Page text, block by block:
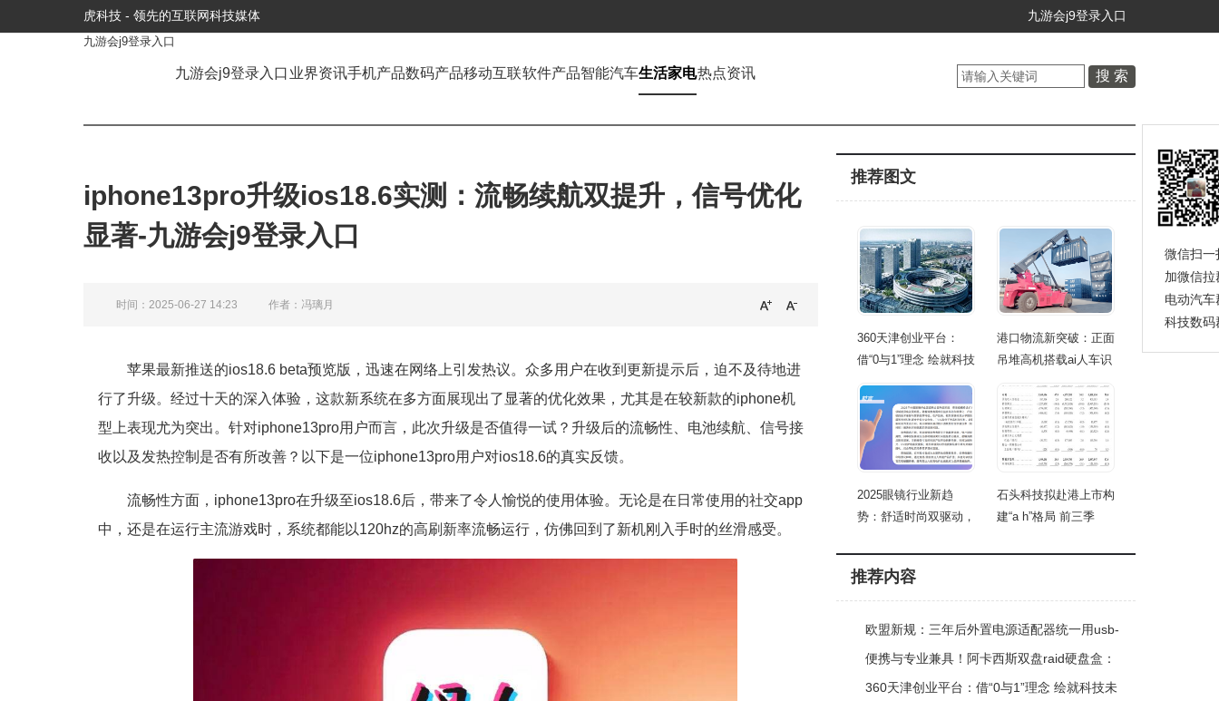
九游会j9登录入口
虎科技 - 领先的互联网科技媒体
九游会j9登录入口
九游会j9登录入口 业界资讯手机产品数码产品移动互联软件产品智能汽车生活家电热点资讯
iphone13pro升级ios18.6实测：流畅续航双提升，信号优化
显著-九游会j9登录入口
时间：2025-06-27 14:23 作者：冯璃月
苹果最新推送的ios18.6 beta预览版，迅速在网络上引发热议。众多用户在收到更新提示后，迫不及待地进
行了升级。经过十天的深入体验，这款新系统在多方面展现出了显著的优化效果，尤其是在较新款的iphone机
型上表现尤为突出。针对iphone13pro用户而言，此次升级是否值得一试？升级后的流畅性、电池续航、信号接
收以及发热控制是否有所改善？以下是一位iphone13pro用户对ios18.6的真实反馈。
流畅性方面，iphone13pro在升级至ios18.6后，带来了令人愉悦的使用体验。无论是在日常使用的社交app
中，还是在运行主流游戏时，系统都能以120hz的高刷新率流畅运行，仿佛回到了新机刚入手时的丝滑感受。
推荐图文
360天津创业平台：
借“0与1”理念 绘就科技
港口物流新突破：正面
吊堆高机搭载ai人车识
2025眼镜行业新趋
势：舒适时尚双驱动，
石头科技拟赴港上市构
建“a h”格局 前三季
推荐内容
欧盟新规：三年后外置电源适配器统一用usb-
c接口 线缆可拆卸更环保省成本
便携与专业兼具！阿卡西斯双盘raid硬盘盒：
数据管理全能之选
360天津创业平台：借“0与1”理念 绘就科技未
微信扫一
加微信拉
电动汽车
科技数码